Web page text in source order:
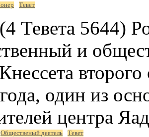
Тевет
Тевета 5644)
и
один из
центра
Общественый деятель Тевет